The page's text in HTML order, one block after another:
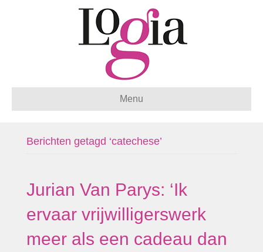
Menu
Berichten getagd ‘catechese’
Jurian Van Parys: ‘Ik
ervaar vrijwilligerswerk
meer als een cadeau dan